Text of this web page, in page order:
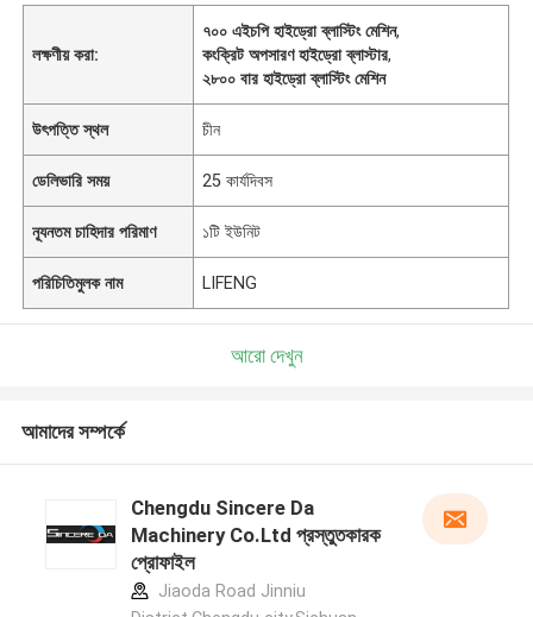
লক্ষণীয় করা:
৭০০ এইচপি হাইড্রো ব্লাস্টিং মেশিন,
কংক্রিট অপসারণ হাইড্রো ব্লাস্টার,
২৮০০ বার হাইড্রো ব্লাস্টিং মেশিন
উৎপত্তি স্থল চীন
ডেলিভারি সময় 25 কার্যদিবস
ন্যূনতম চাহিদার পরিমাণ ১টি ইউনিট
পরিচিতিমুলক নাম LIFENG
আরো দেখুন
আমাদের সম্পর্কে
Chengdu Sincere Da
Machinery Co.Ltd প্রস্তুতকারক
প্রোফাইল
Jiaoda Road Jinniu